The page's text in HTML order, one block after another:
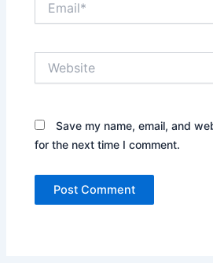
Save my name, email, and
for the next time I comment.